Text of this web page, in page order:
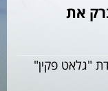
את
"גלאט פקין"